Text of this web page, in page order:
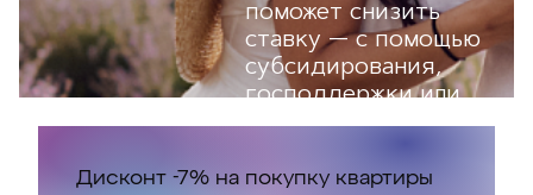
поможет снизить
ставку — с помощью
субсидирования,
господдержки или
семейной ипотеки.
Дисконт -7% на покупку квартиры